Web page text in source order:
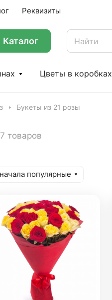
Реквизиты
Каталог
Цветы в коробках
Букеты из 21 розы
товаров
популярные